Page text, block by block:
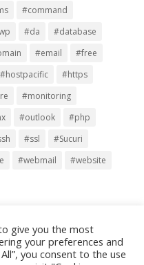
#command
#da
#database
#email
#free
#hostpacific
#https
#monitoring
#outlook
#php
#ssl
#Sucuri
#webmail
#website
give you the most
your preferences and
you consent to the use